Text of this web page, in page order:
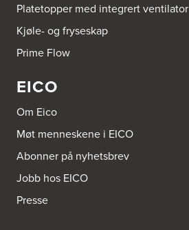
Brusveen Snekkerverksted AS
Bergabygdvegen 35
2940 Heggenes
Tel.: 61-340006
Brødrene Aase AS
4313 Sandnes
Bygg Innredning A/S
Thiisabakken 13
4010 Stavanger
Tel.:
Platetopper med integrert ventilator
Kjøle- og fryseskap
Prime Flow
EICO
Om Eico
Møt menneskene i EICO
Abonner på nyhetsbrev
Jobb hos EICO
Presse